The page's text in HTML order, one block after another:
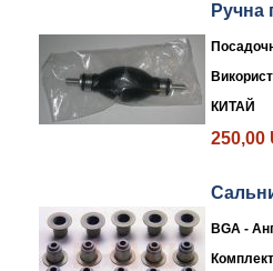
Ручна
КИТАЙ
250,00
BGA -